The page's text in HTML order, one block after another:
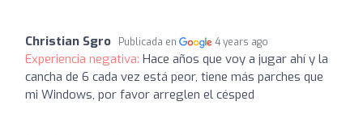
Christian Sgro Publicada en 4 years ago
Experiencia negativa: Hace años que voy a jugar ahí y la
cancha de 6 cada vez está peor, tiene más parches que
mi Windows, por favor arreglen el césped